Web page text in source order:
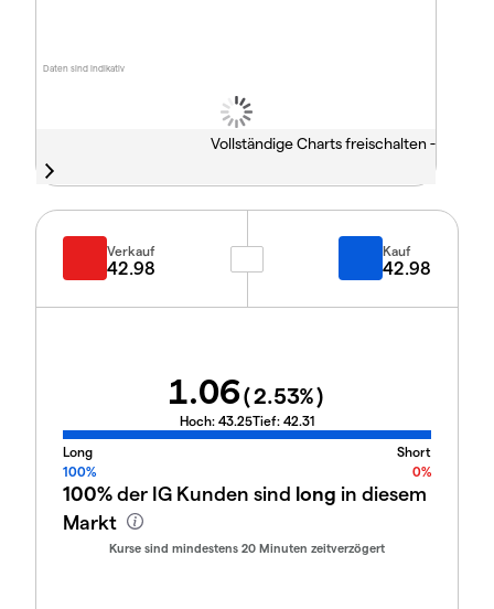
Daten sind indikativ
Vollständige Charts freischalten -
Verkauf
42.98
Kauf
42.98
1.06(2.53%)
Hoch: 43.25Tief: 42.31
Long
Short
100%
0%
100%der IG Kunden sind long in diesem
Markt
Kurse sind mindestens 20 Minuten zeitverzögert